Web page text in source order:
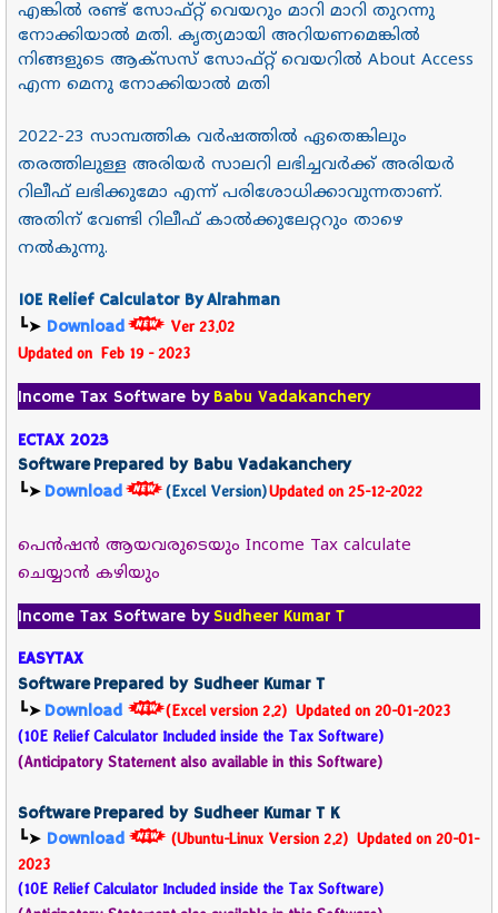
എങ്കിൽ രണ്ട് സോഫ്റ്റ് വെയറും മാറി മാറി തുറന്നു
നോക്കിയാൽ മതി. കൃത്യമായി അറിയണമെങ്കിൽ
നിങ്ങളുടെ ആക്സസ് സോഫ്റ്റ് വെയറിൽ About Access
എന്ന മെനു നോക്കിയാൽ മതി
2022-23 സാമ്പത്തിക വർഷത്തിൽ ഏതെങ്കിലും
തരത്തിലുള്ള അരിയർ സാലറി ലഭിച്ചവർക്ക് അരിയർ
റിലീഫ് ലഭിക്കുമോ എന്ന് പരിശോധിക്കാവുന്നതാണ്.
അതിന് വേണ്ടി റിലീഫ് കാൽക്കുലേറ്ററും താഴെ
നൽകുന്നു.
10E Relief Calculator ByAlrahman
┗➤ Download
Ver 23.02
Updated on Feb 19 - 2023
Income Tax Software by Babu Vadakanchery
ECTAX 2023
Software Prepared by Babu Vadakanchery
┗➤ Download (Excel Version)Updated on 25-12-2022
പെൻഷൻ ആയവരുടെയും Income Tax calculate
ചെയ്യാൻ കഴിയും
Income Tax Software by Sudheer Kumar T
EASYTAX
Software Prepared by Sudheer Kumar T
┗➤ Download (Excel version 2.2) Updated on 20-01-2023
(10E Relief Calculator Included inside the Tax Software)
(Anticipatory Statement also available in this Software)
Software Prepared by Sudheer Kumar T K
┗➤ Download (Ubuntu-Linux Version 2.2) Updated on 20-01-
2023
(10E Relief Calculator Included inside the Tax Software)